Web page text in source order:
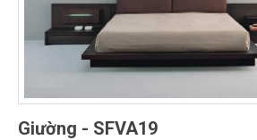
Giường - SFVA19